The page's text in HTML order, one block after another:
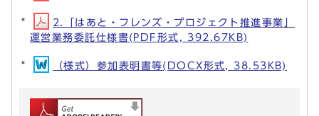
2.「はあと・フレンズ・プロジェクト推進事業」
運営業務委託仕様書(PDF形式, 392.67KB)
（様式）参加表明書等(DOCX形式, 38.53KB)